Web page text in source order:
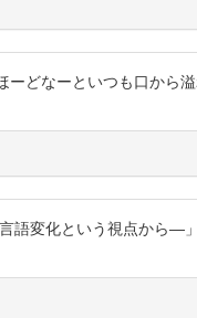
どなーといつも口から
語変化という視点から―